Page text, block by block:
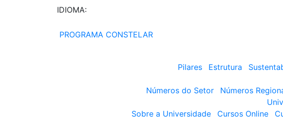
IDIOMA:
PROGRAMA CONSTELAR
Pilares
Estrutura
Números do Setor
Números
Sobre a Universidade
Cursos Online